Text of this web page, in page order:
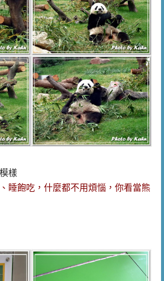
樣
睡飽吃，什麼都不用煩惱，你看當熊